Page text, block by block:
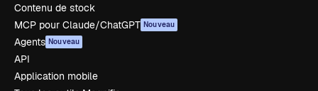
Contenu de stock
MCP pour Claude/ChatGPT Nouveau
Agents Nouveau
API
Application mobile